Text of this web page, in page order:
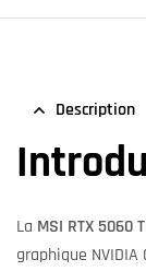
Description
La MSI RTX 5060
graphique